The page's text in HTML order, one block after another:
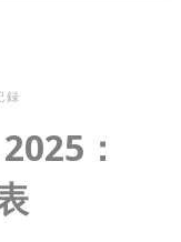
録
：